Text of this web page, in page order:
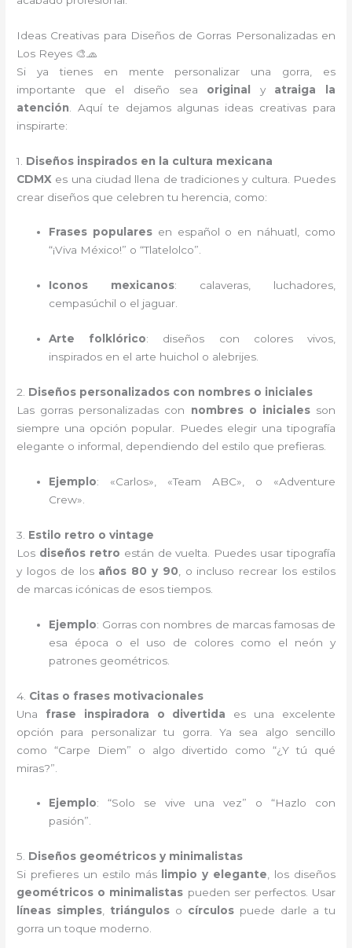
Ideas Creativas para Diseños de Gorras Personalizadas en
Los Reyes 🎨🧢
Si ya tienes en mente personalizar una gorra, es
importante que el diseño sea original y atraiga la
atención . Aquí te dejamos algunas ideas creativas para
inspirarte:
1. Diseños inspirados en la cultura mexicana
CDMX es una ciudad llena de tradiciones y cultura. Puedes
crear diseños que celebren tu herencia, como:
Frases popularesen español o en náhuatl, como
“¡Viva México!” o “Tlatelolco”.
Iconos mexicanos: calaveras, luchadores,
cempasúchil o el jaguar.
Arte folklórico: diseños con colores vivos,
inspirados en el arte huichol o alebrijes.
2. Diseños personalizados con nombres o iniciales
Las gorras personalizadas con nombres o inicialesson
siempre una opción popular. Puedes elegir una tipografía
elegante o informal, dependiendo del estilo que prefieras.
Ejemplo: «Carlos», «Team ABC», o «Adventure
Crew».
3. Estilo retro o vintage
Los diseños retro están de vuelta. Puedes usar tipografía
y logos de los años 80 y 90 , o incluso recrear los estilos
de marcas icónicas de esos tiempos.
Ejemplo: Gorras con nombres de marcas famosas de
esa época o el uso de colores como el neón y
patrones geométricos.
4. Citas o frases motivacionales
Una frase inspiradora o divertida es una excelente
opción para personalizar tu gorra. Ya sea algo sencillo
como “Carpe Diem” o algo divertido como “¿Y tú qué
miras?”.
Ejemplo: “Solo se vive una vez” o “Hazlo con
pasión”.
5. Diseños geométricos y minimalistas
Si prefieres un estilo más
limpio y elegante, los diseños
geométricos o minimalistas pueden ser perfectos. Usar
líneas simples, triángulos o círculos puede darle a tu
gorra un toque moderno.